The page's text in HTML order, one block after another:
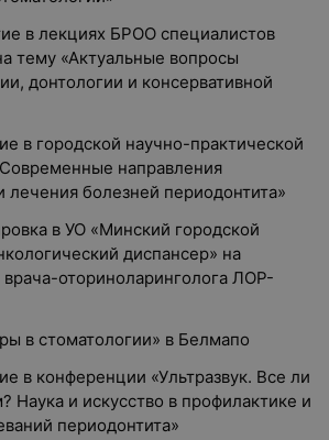
в лекциях БРОО специалистов
тему «Актуальные вопросы
донтологии и консервативной
в городской научно-практической
направления
лечения болезней периодонтита»
в УО «Минский городской
диспансер» на
оториноларинголога ЛОР-
в стоматологии» в Белмапо
в конференции «Ультразвук. Все ли
Наука и искусство в профилактике и
периодонтита»